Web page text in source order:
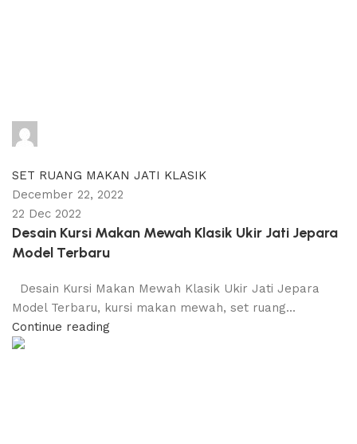
SET RUANG MAKAN JATI KLASIK
December 22, 2022
22 Dec 2022
Desain Kursi Makan Mewah Klasik Ukir Jati Jepara
Model Terbaru
Desain Kursi Makan Mewah Klasik Ukir Jati Jepara
Model Terbaru, kursi makan mewah, set ruang...
Continue reading